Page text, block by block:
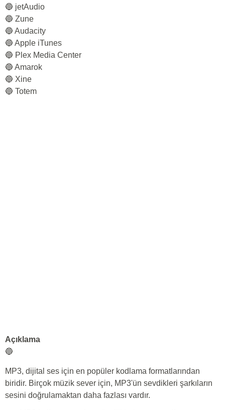
🔵 jetAudio
🔵 Zune
🔵 Audacity
🔵 Apple iTunes
🔵 Plex Media Center
🔵 Amarok
🔵 Xine
🔵 Totem
Açıklama
🔵
MP3, dijital ses için en popüler kodlama formatlarından
biridir. Birçok müzik sever için, MP3'ün sevdikleri şarkıların
sesini doğrulamaktan daha fazlası vardır.